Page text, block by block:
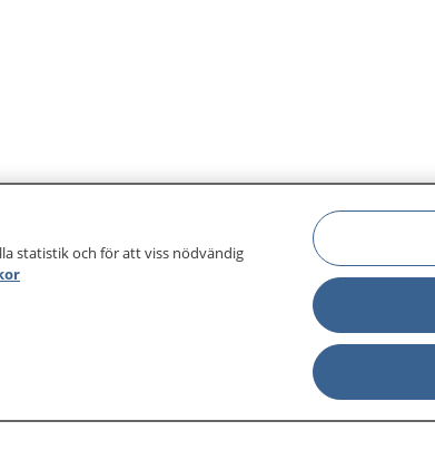
statistik och för att viss nödvändig